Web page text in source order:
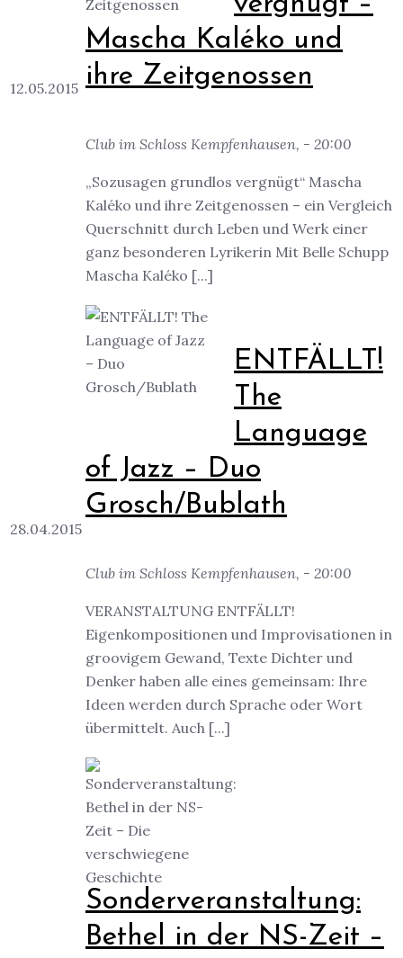
12.05.2015
Mascha Kaléko und
ihre Zeitgenossen
Club im Schloss Kempfenhausen, - 20:00
„Sozusagen grundlos vergnügt“ Mascha
Kaléko und ihre Zeitgenossen – ein Vergleich
Querschnitt durch Leben und Werk einer
ganz besonderen Lyrikerin Mit Belle Schupp
Mascha Kaléko [...]
28.04.2015
ENTFÄLLT!
The
Language
of Jazz – Duo
Grosch/Bublath
Club im Schloss Kempfenhausen, - 20:00
VERANSTALTUNG ENTFÄLLT!
Eigenkompositionen und Improvisationen in
groovigem Gewand, Texte Dichter und
Denker haben alle eines gemeinsam: Ihre
Ideen werden durch Sprache oder Wort
übermittelt. Auch [...]
Sonderveranstaltung:
Bethel in der NS-Zeit –